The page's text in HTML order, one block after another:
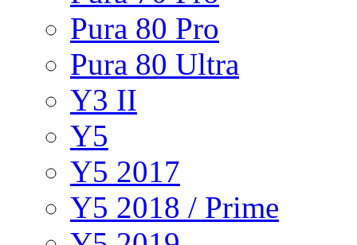
Pura 80 Pro
Pura 80 Ultra
Y3 II
Y5
Y5 2017
Y5 2018 / Prime